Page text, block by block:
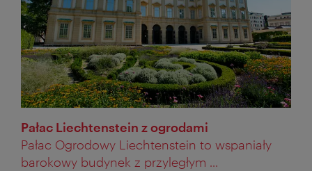
Pałac Liechtenstein z ogrodami
Pałac Ogrodowy Liechtenstein to wspaniały
barokowy budynek z przyległym ...